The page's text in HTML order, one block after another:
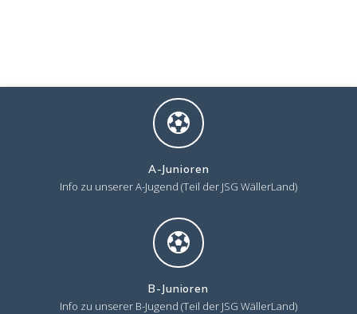
A-Junioren
Info zu unserer A-Jugend (Teil der JSG WällerLand)
B-Junioren
Info zu unserer B-Jugend (Teil der JSG WällerLand)